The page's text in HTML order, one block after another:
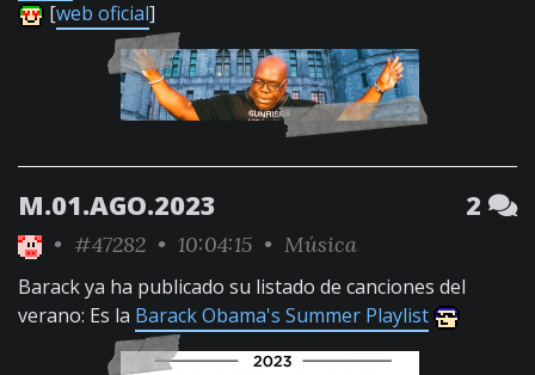
[web oficial]
M.01.AGO.2023 2
• #47282 • 10:04:15 • Música
Barack ya ha publicado su listado de canciones del
verano: Es la Barack Obama's Summer Playlist